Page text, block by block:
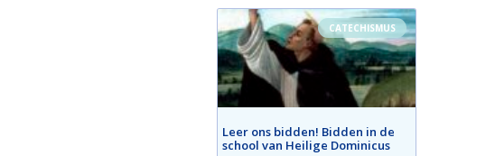
CATECHISMUS
Leer ons bidden! Bidden in de
school van Heilige Dominicus